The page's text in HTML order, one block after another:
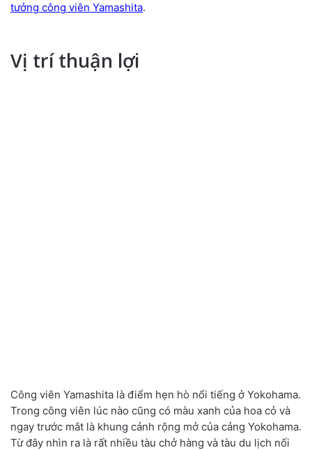
tưởng công viên Yamashita.
Vị trí thuận lợi
Công viên Yamashita là điểm hẹn hò nổi tiếng ở Yokohama.
Trong công viên lúc nào cũng có màu xanh của hoa cỏ và
ngay trước mắt là khung cảnh rộng mở của cảng Yokohama.
Từ đây nhìn ra là rất nhiều tàu chở hàng và tàu du lịch nối